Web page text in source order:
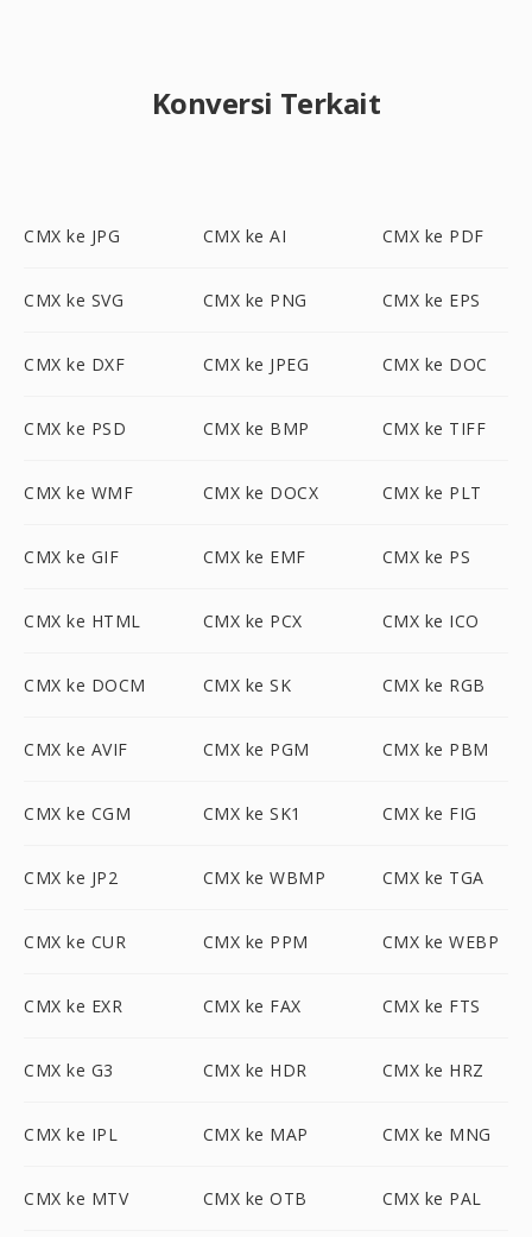
Konversi Terkait
CMX ke JPG CMX ke AI CMX ke PDF
CMX ke SVG CMX ke PNG CMX ke EPS
CMX ke DXF CMX ke JPEG CMX ke DOC
CMX ke PSD CMX ke BMP CMX ke TIFF
CMX ke WMF CMX ke DOCX CMX ke PLT
CMX ke GIF CMX ke EMF CMX ke PS
CMX ke HTML CMX ke PCX CMX ke ICO
CMX ke DOCM CMX ke SK CMX ke RGB
CMX ke AVIF CMX ke PGM CMX ke PBM
CMX ke CGM CMX ke SK1 CMX ke FIG
CMX ke JP2 CMX ke WBMP CMX ke TGA
CMX ke CUR CMX ke PPM CMX ke WEBP
CMX ke EXR CMX ke FAX CMX ke FTS
CMX ke G3 CMX ke HDR CMX ke HRZ
CMX ke IPL CMX ke MAP CMX ke MNG
CMX ke MTV CMX ke OTB CMX ke PAL